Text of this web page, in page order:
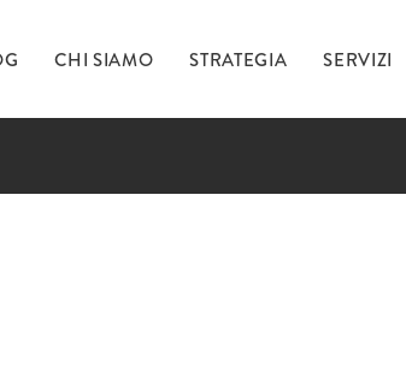
CHI SIAMO STRATEGIA SERVIZI